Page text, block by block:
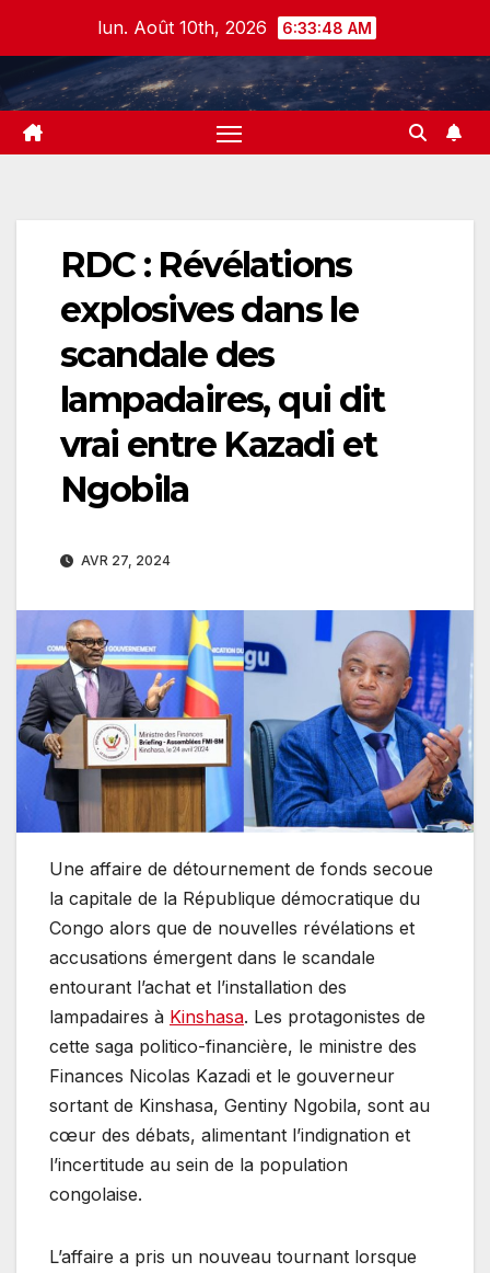
content
lun. Août 10th, 2026 6:33:48 AM
RDC : Révélations
explosives dans le
scandale des
lampadaires, qui dit
vrai entre Kazadi et
Ngobila
AVR 27, 2024
Une affaire de détournement de fonds secoue
la capitale de la République démocratique du
Congo alors que de nouvelles révélations et
accusations émergent dans le scandale
entourant l’achat et l’installation des
lampadaires à Kinshasa. Les protagonistes de
cette saga politico-financière, le ministre des
Finances Nicolas Kazadi et le gouverneur
sortant de Kinshasa, Gentiny Ngobila, sont au
cœur des débats, alimentant l’indignation et
l’incertitude au sein de la population
congolaise.
L’affaire a pris un nouveau tournant lorsque